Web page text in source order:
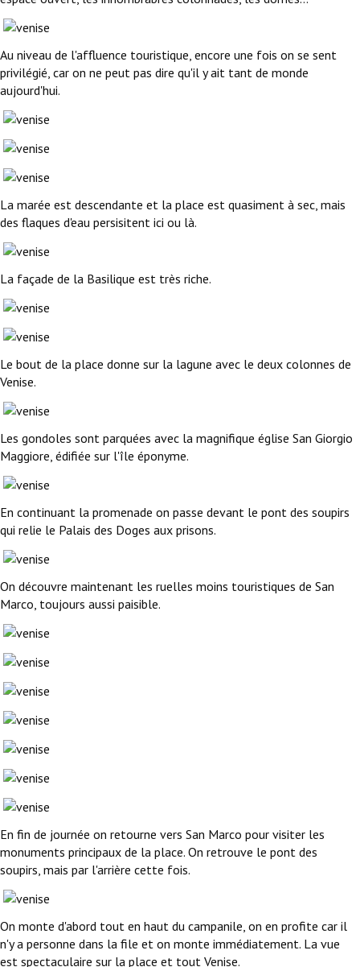
Au niveau de l'affluence touristique, encore une fois on se sent
privilégié, car on ne peut pas dire qu'il y ait tant de monde
aujourd'hui.
La marée est descendante et la place est quasiment à sec, mais
des flaques d'eau persisitent ici ou là.
La façade de la Basilique est très riche.
Le bout de la place donne sur la lagune avec le deux colonnes de
Venise.
Les gondoles sont parquées avec la magnifique église San Giorgio
Maggiore, édifiée sur l'île éponyme.
En continuant la promenade on passe devant le pont des soupirs
qui relie le Palais des Doges aux prisons.
On découvre maintenant les ruelles moins touristiques de San
Marco, toujours aussi paisible.
En fin de journée on retourne vers San Marco pour visiter les
monuments principaux de la place. On retrouve le pont des
soupirs, mais par l'arrière cette fois.
On monte d'abord tout en haut du campanile, on en profite car il
n'y a personne dans la file et on monte immédiatement. La vue
est spectaculaire sur la place et tout Venise.